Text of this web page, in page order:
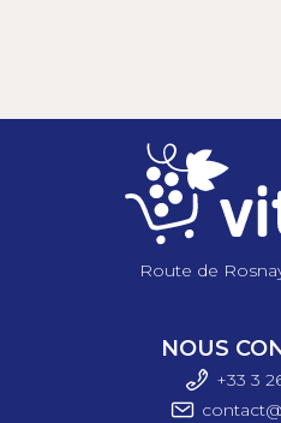
Route de
NOUS
+33 3